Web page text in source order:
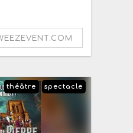
spectacle
théâtre